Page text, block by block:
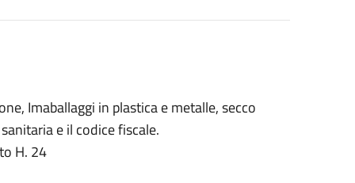
Imaballaggi in plastica e metalle, secco
e il codice fiscale.
H. 24